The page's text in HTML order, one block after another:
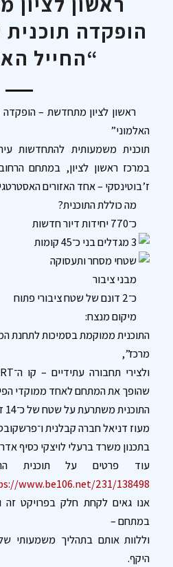
הופקדה
“החייל
ראשון לציון מתחדשת –
האלמוני”
תוכנית משמעותית להתחדשות
במרכז ראשון לציון, במתחם
ז’בוטינסקי – אחד האזורים
מה כוללת התוכנית?
כ־770 יחידות דיור חדשות
3 מגדלים בני כ־45 קומות
שטחי מסחר ותעסוקה
מבני ציבור
כ־2 דונם של שטח ציבורי פתוח
מיקום מנצח:
התוכנית ממוקמת בסמיכות לתחנת
מרכז”,
שהופך את המתחם לאחד ממוקדי
התוכנית משתרעת על שטח של כ־14 דונם, והוגשה על ידי
מעוז דניאל חברה קבלנית
בתכנון משרד ברעלי לויצקי כסיף
עוד פרטים על תוכנית
www.be106.net/231/138498
אנו גאים לקחת חלק בפרויקט זה
במתחם –
וללוות אותם בתהליך משמעותי
היקף.